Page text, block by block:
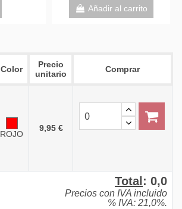
Añadir al carrito
Color
Precio
unitario
Comprar
ROJO
9,95 €
Total : 0,0
Precios con IVA incluido
% IVA: 21,0%.